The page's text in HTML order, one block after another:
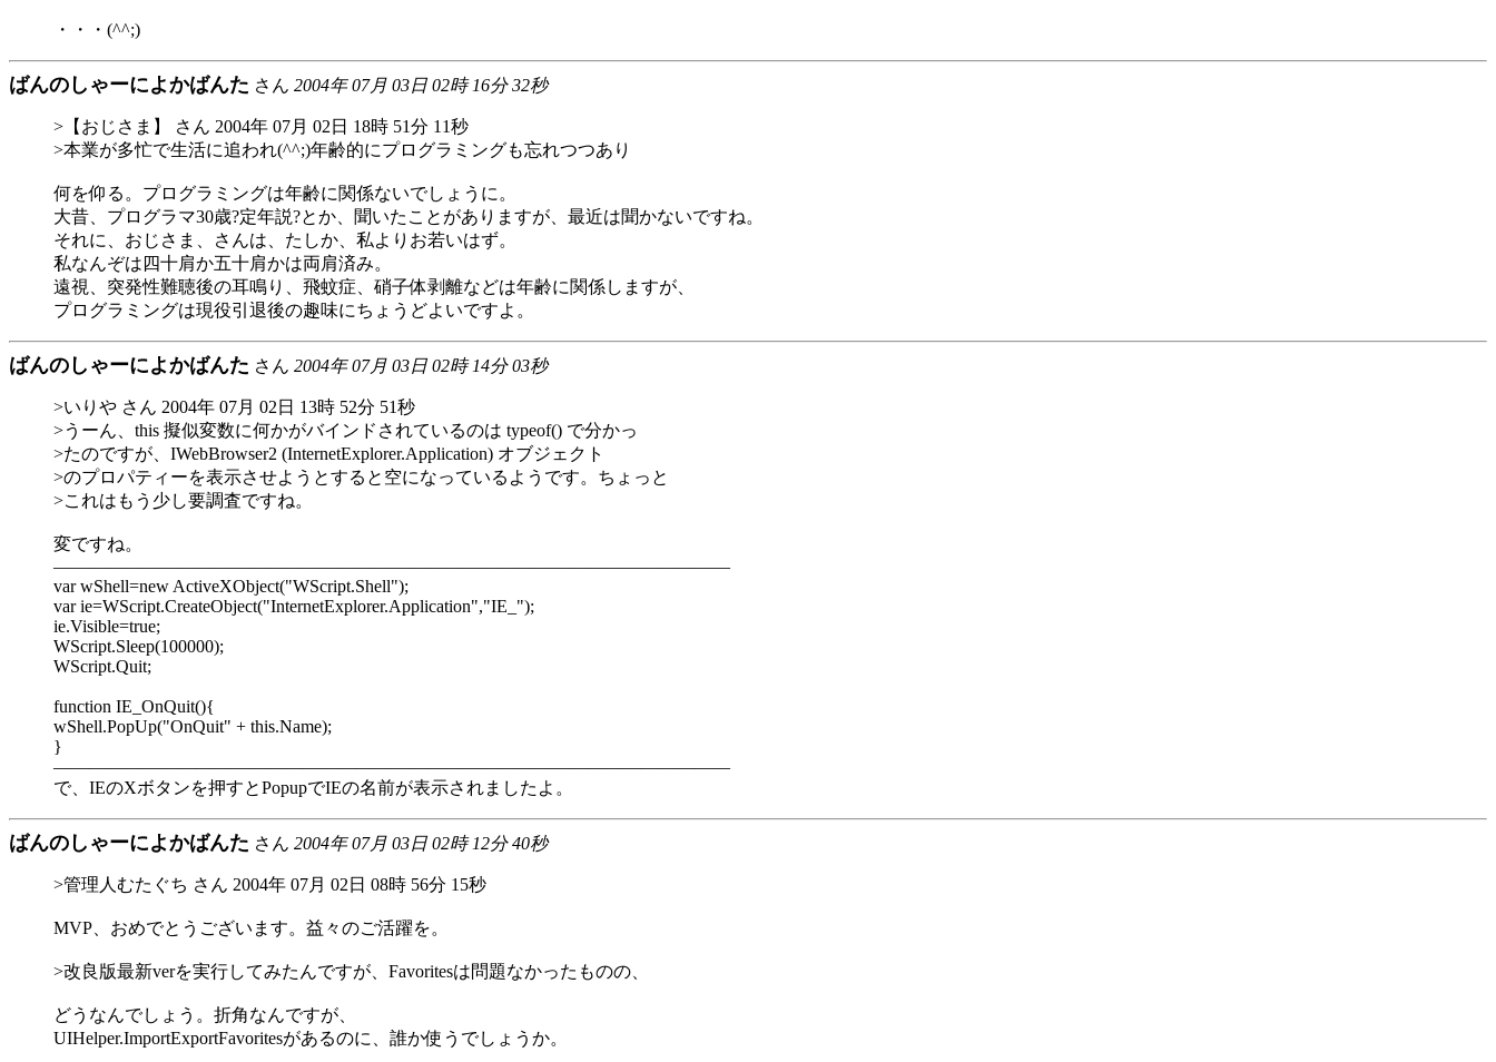
・・・(^^;)
ばんのしゃーによかばんた さん 2004年 07月 03日 02時 16分 32秒
>【おじさま】 さん 2004年 07月 02日 18時 51分 11秒
>本業が多忙で生活に追われ(^^;)年齢的にプログラミングも忘れつつあり
何を仰る。プログラミングは年齢に関係ないでしょうに。
大昔、プログラマ30歳?定年説?とか、聞いたことがありますが、最近は聞かないですね。
それに、おじさま、さんは、たしか、私よりお若いはず。
私なんぞは四十肩か五十肩かは両肩済み。
遠視、突発性難聴後の耳鳴り、飛蚊症、硝子体剥離などは年齢に関係しますが、
プログラミングは現役引退後の趣味にちょうどよいですよ。
ばんのしゃーによかばんた さん 2004年 07月 03日 02時 14分 03秒
>いりや さん 2004年 07月 02日 13時 52分 51秒
>うーん、this 擬似変数に何かがバインドされているのは typeof() で分かっ
>たのですが、IWebBrowser2 (InternetExplorer.Application) オブジェクト
>のプロパティーを表示させようとすると空になっているようです。ちょっと
>これはもう少し要調査ですね。
変ですね。
――――――――――――――――――――――――――――――――――――――
var wShell=new ActiveXObject("WScript.Shell");
var ie=WScript.CreateObject("InternetExplorer.Application","IE_");
ie.Visible=true;
WScript.Sleep(100000);
WScript.Quit;
function IE_OnQuit(){
wShell.PopUp("OnQuit" + this.Name);
}
――――――――――――――――――――――――――――――――――――――
で、IEのXボタンを押すとPopupでIEの名前が表示されましたよ。
ばんのしゃーによかばんた さん 2004年 07月 03日 02時 12分 40秒
>管理人むたぐち さん 2004年 07月 02日 08時 56分 15秒
MVP、おめでとうございます。益々のご活躍を。
>改良版最新verを実行してみたんですが、Favoritesは問題なかったものの、
どうなんでしょう。折角なんですが、
UIHelper.ImportExportFavoritesがあるのに、誰か使うでしょうか。